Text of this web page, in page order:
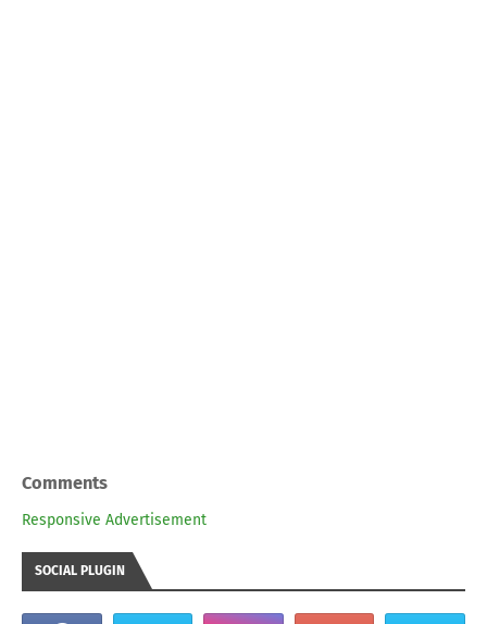
Comments
Responsive Advertisement
SOCIAL PLUGIN